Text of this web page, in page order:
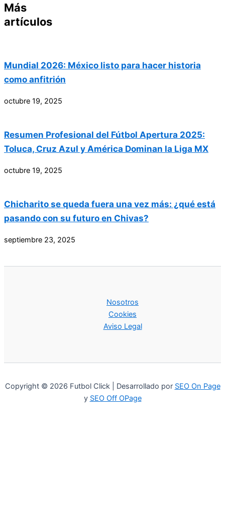
Más
artículos
Mundial 2026: México listo para hacer historia
como anfitrión
octubre 19, 2025
Resumen Profesional del Fútbol Apertura 2025:
Toluca, Cruz Azul y América Dominan la Liga MX
octubre 19, 2025
Chicharito se queda fuera una vez más: ¿qué está
pasando con su futuro en Chivas?
septiembre 23, 2025
Nosotros
Cookies
Aviso Legal
Copyright © 2026 Futbol Click | Desarrollado por SEO On Page
y SEO Off OPage